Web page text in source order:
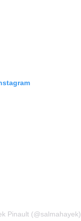
Pinault (@salmahayek)